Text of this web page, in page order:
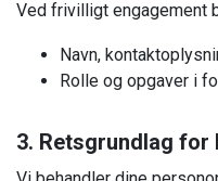
Ved frivilligt engagement
Navn,
Rolle og opgaver i
3. Retsgrundlag for